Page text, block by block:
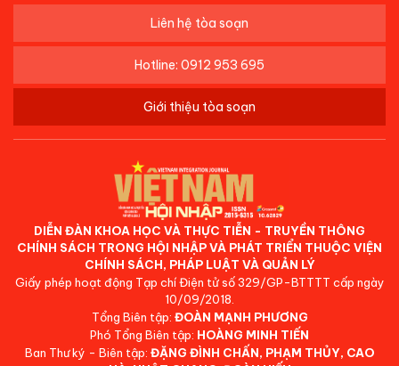
Liên hệ tòa soạn
Hotline: 0912 953 695
Giới thiệu tòa soạn
DIỄN ĐÀN KHOA HỌC VÀ THỰC TIỄN - TRUYỀN THÔNG
CHÍNH SÁCH TRONG HỘI NHẬP VÀ PHÁT TRIỂN THUỘC VIỆN
CHÍNH SÁCH, PHÁP LUẬT VÀ QUẢN LÝ
Giấy phép hoạt động Tạp chí Điện tử số 329/GP-BTTTT cấp ngày
10/09/2018.
Tổng Biên tập: ĐOÀN MẠNH PHƯƠNG
Phó Tổng Biên tập: HOÀNG MINH TIẾN
Ban Thư ký - Biên tập: ĐẶNG ĐÌNH CHẤN, PHẠM THỦY, CAO